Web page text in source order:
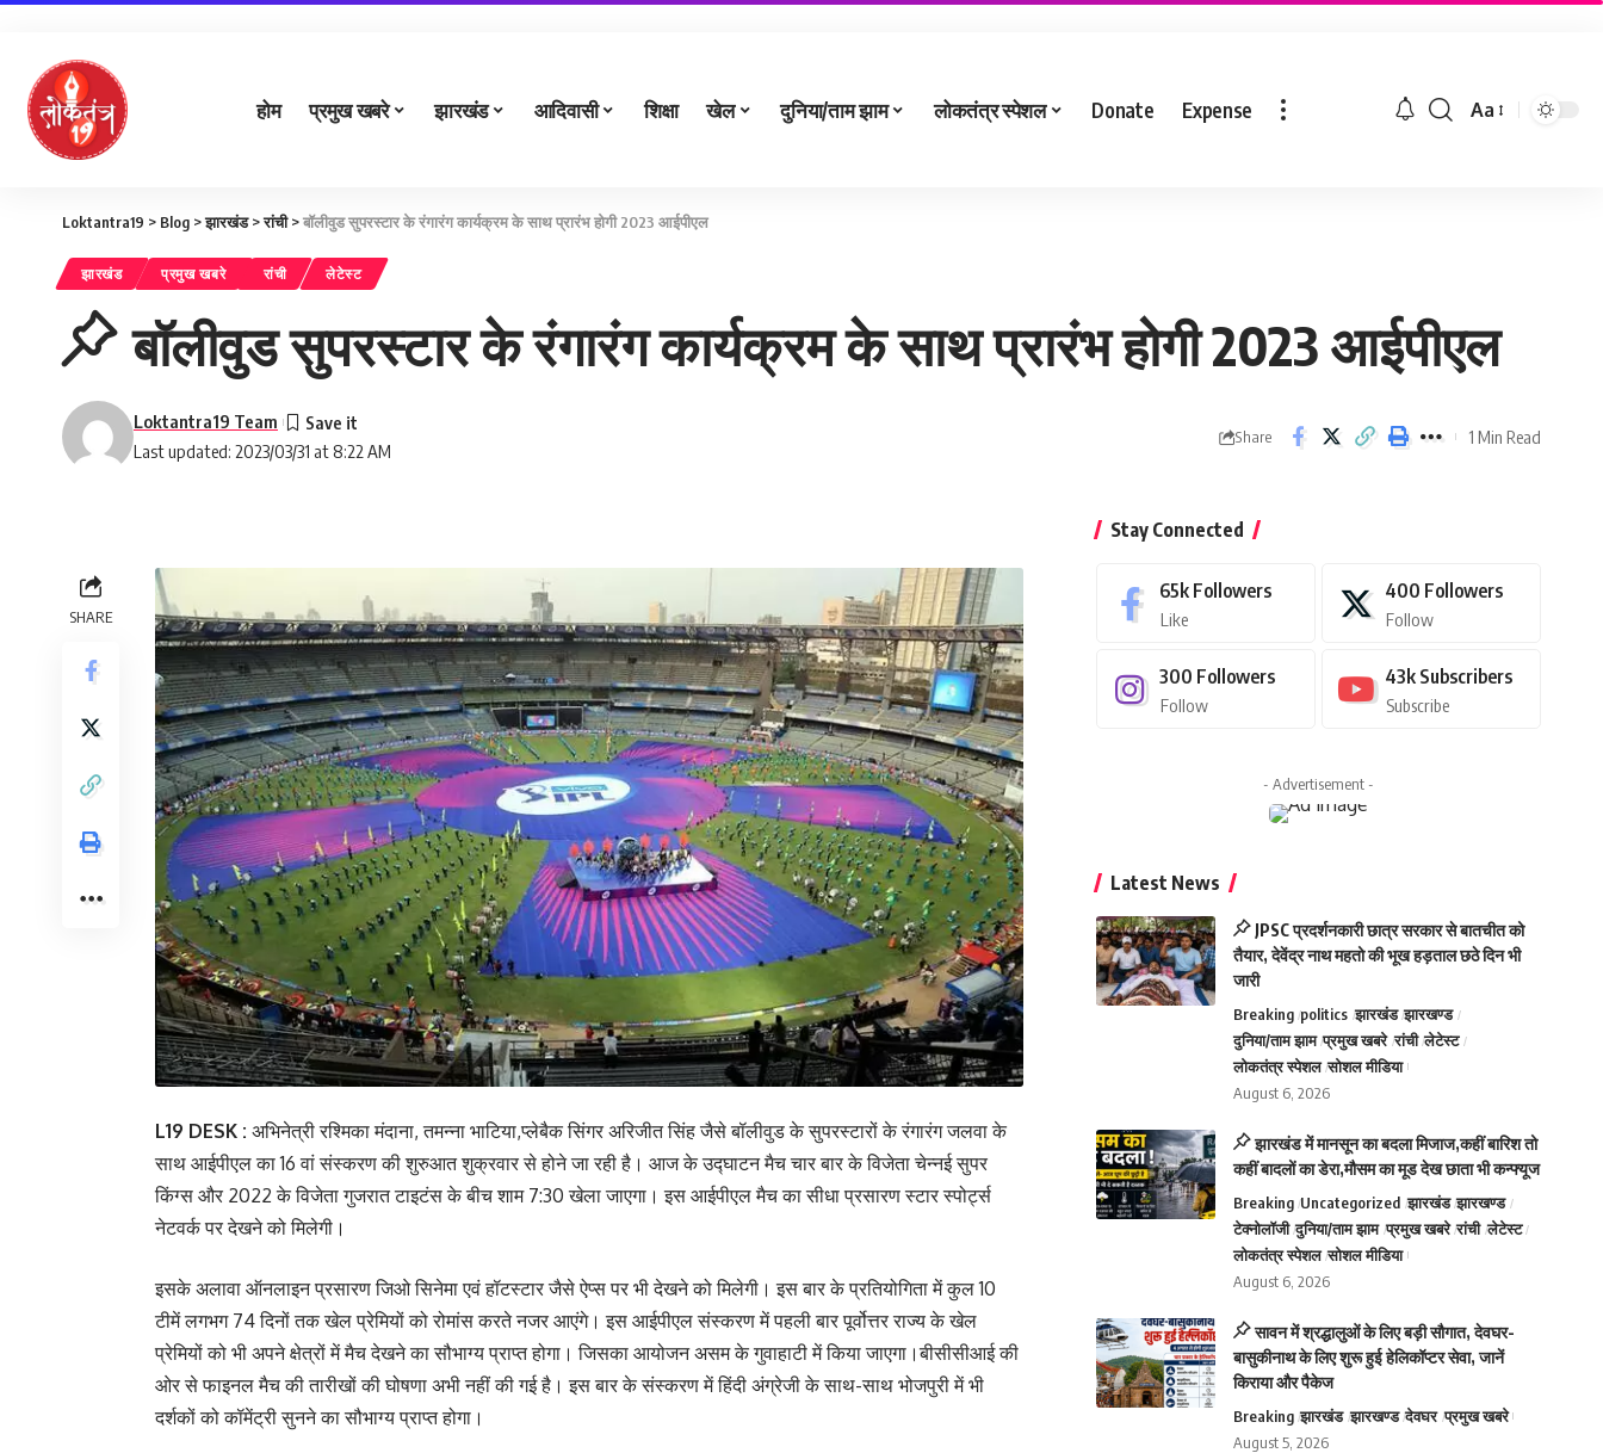
होम प्रमुख खबरे झारखंड आदिवासी शिक्षा खेल दुनिया/ताम झाम लोकतंत्र स्पेशल Donate Expense Aa
Loktantra19 > Blog >झारखंड>रांची>बॉलीवुड सुपरस्टार के रंगारंग कार्यक्रम के साथ प्रारंभ होगी 2023 आईपीएल
झारखंड प्रमुख खबरे रांची लेटेस्ट
बॉलीवुड सुपरस्टार के रंगारंग कार्यक्रम के साथ प्रारंभ होगी 2023 आईपीएल
Last updated: 2023/03/31 at 8:22 AM
Loktantra19 Team
Share 1 Min Read
SHARE
L19 DESK : अभिनेत्री रश्मिका मंदाना, तमन्ना भाटिया,प्लेबैक सिंगर अरिजीत सिंह जैसे बॉलीवुड के सुपरस्टारों के रंगारंग जलवा के
साथ आईपीएल का 16 वां संस्करण की शुरुआत शुक्रवार से होने जा रही है। आज के उद्घाटन मैच चार बार के विजेता चेन्नई सुपर
किंग्स और 2022 के विजेता गुजरात टाइटंस के बीच शाम 7:30 खेला जाएगा। इस आईपीएल मैच का सीधा प्रसारण स्टार स्पोर्ट्स
नेटवर्क पर देखने को मिलेगी।
इसके अलावा ऑनलाइन प्रसारण जिओ सिनेमा एवं हॉटस्टार जैसे ऐप्स पर भी देखने को मिलेगी। इस बार के प्रतियोगिता में कुल 10
टीमें लगभग 74 दिनों तक खेल प्रेमियों को रोमांस करते नजर आएंगे। इस आईपीएल संस्करण में पहली बार पूर्वोत्तर राज्य के खेल
प्रेमियों को भी अपने क्षेत्रों में मैच देखने का सौभाग्य प्राप्त होगा। जिसका आयोजन असम के गुवाहाटी में किया जाएगा।बीसीसीआई की
ओर से फाइनल मैच की तारीखों की घोषणा अभी नहीं की गई है। इस बार के संस्करण में हिंदी अंग्रेजी के साथ-साथ भोजपुरी में भी
दर्शकों को कॉमेंट्री सुनने का सौभाग्य प्राप्त होगा।
Stay Connected
65k Followers
Like
400 Followers
Follow
300 Followers
Follow
43k Subscribers
Subscribe
- Advertisement -
Latest News
JPSC प्रदर्शनकारी छात्र सरकार से बातचीत को
तैयार, देवेंद्र नाथ महतो की भूख हड़ताल छठे दिन भी
जारी
Breaking politics झारखंड झारखण्ड
दुनिया/ताम झाम प्रमुख खबरे रांची लेटेस्ट
लोकतंत्र स्पेशल सोशल मीडिया
August 6, 2026
झारखंड में मानसून का बदला मिजाज,कहीं बारिश तो
कहीं बादलों का डेरा,मौसम का मूड देख छाता भी कन्फ्यूज
Breaking Uncategorized झारखंड झारखण्ड
टेक्नोलॉजी दुनिया/ताम झाम प्रमुख खबरे रांची लेटेस्ट
लोकतंत्र स्पेशल सोशल मीडिया
August 6, 2026
सावन में श्रद्धालुओं के लिए बड़ी सौगात, देवघर-
बासुकीनाथ के लिए शुरू हुई हेलिकॉप्टर सेवा, जानें
किराया और पैकेज
Breaking झारखंड झारखण्ड देवघर प्रमुख खबरे
August 5, 2026